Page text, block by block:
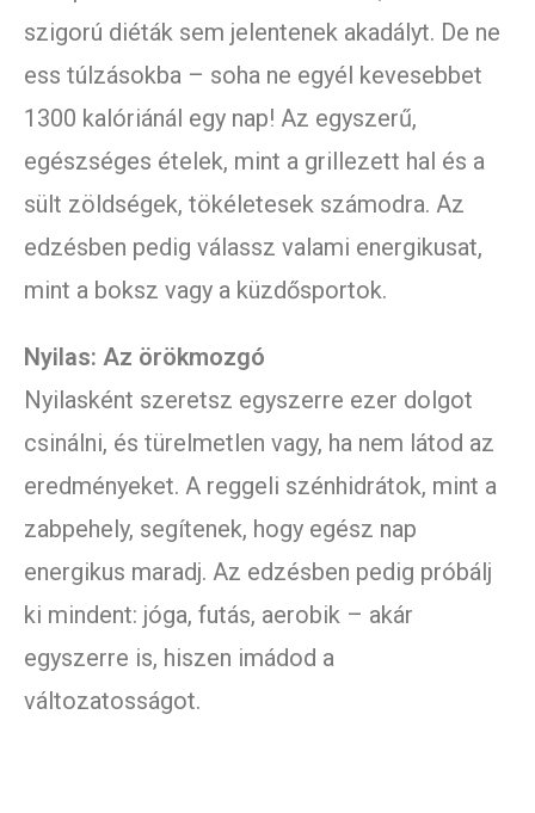
szigorú diéták sem jelentenek akadályt. De ne
ess túlzásokba – soha ne egyél kevesebbet
1300 kalóriánál egy nap! Az egyszerű,
egészséges ételek, mint a grillezett hal és a
sült zöldségek, tökéletesek számodra. Az
edzésben pedig válassz valami energikusat,
mint a boksz vagy a küzdősportok.
Nyilas: Az örökmozgó
Nyilasként szeretsz egyszerre ezer dolgot
csinálni, és türelmetlen vagy, ha nem látod az
eredményeket. A reggeli szénhidrátok, mint a
zabpehely, segítenek, hogy egész nap
energikus maradj. Az edzésben pedig próbálj
ki mindent: jóga, futás, aerobik – akár
egyszerre is, hiszen imádod a
változatosságot.